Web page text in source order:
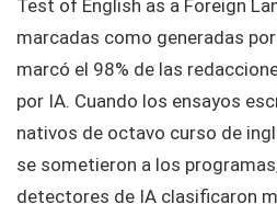
Test of English as a Foreign
marcadas como generadas
marcó el 98% de las
por IA. Cuando los ensayos
nativos de octavo curso de
se sometieron a los
detectores de IA clasificaron